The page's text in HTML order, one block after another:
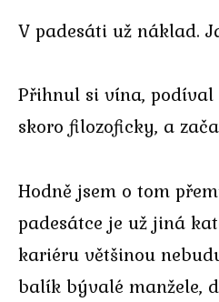
V padesáti už náklad.
Přihnul si vína, podíval
skoro filozoficky, a
Hodně jsem o tom
padesátce je už jiná
kariéru většinou
balík bývalé manžele,